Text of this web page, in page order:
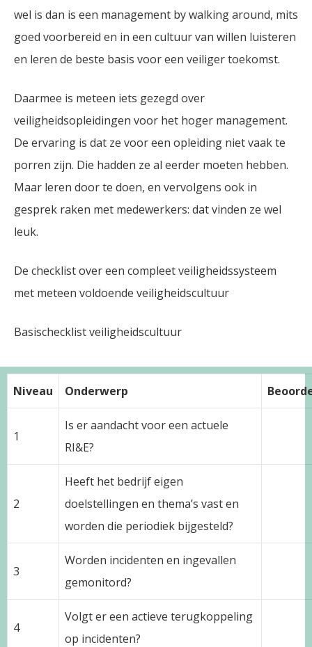
wel is dan is een management by walking around, mits
goed voorbereid en in een cultuur van willen luisteren
en leren de beste basis voor een veiliger toekomst.
Daarmee is meteen iets gezegd over
veiligheidsopleidingen voor het hoger management.
De ervaring is dat ze voor een opleiding niet vaak te
porren zijn. Die hadden ze al eerder moeten hebben.
Maar leren door te doen, en vervolgens ook in
gesprek raken met medewerkers: dat vinden ze wel
leuk.
De checklist over een compleet veiligheidssysteem
met meteen voldoende veiligheidscultuur
Basischecklist veiligheidscultuur
Niveau Onderwerp
1
Is er aandacht voor een actuele
RI&E?
2
Heeft het bedrijf eigen
doelstellingen en thema’s vast en
worden die periodiek bijgesteld?
3
Worden incidenten en ingevallen
gemonitord?
4
Volgt er een actieve terugkoppeling
op incidenten?